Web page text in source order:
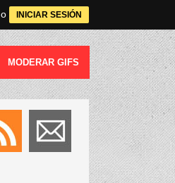
o INICIAR SESIÓN
MODERAR GIFS